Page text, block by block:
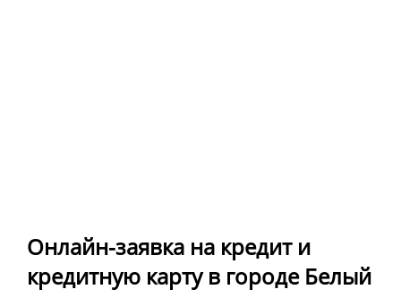
Онлайн-заявка на кредит и
кредитную карту в городе Белый